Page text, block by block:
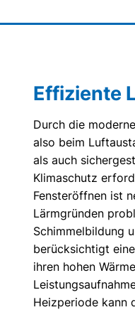
Effiziente
Durch die
also beim
als auch
Klimaschutz
Fensteröffnen ist
Lärmgründen
Schimmelbildung
berücksichtigt
ihren hohen
Heizperiode kann